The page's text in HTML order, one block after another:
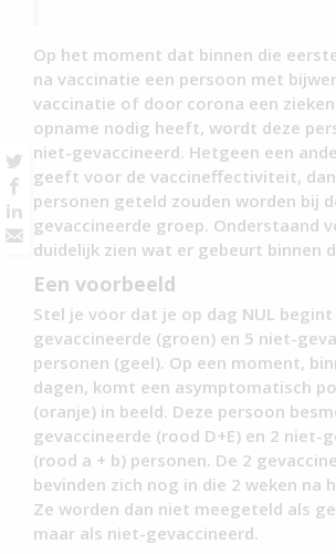
Op het moment dat binnen die
na vaccinatie een persoon met
vaccinatie of door corona een
opname nodig heeft, wordt deze
niet-gevaccineerd. Hetgeen een
geeft voor de vaccineffectiviteit,
personen geteld zouden worden bij
gevaccineerde groep. Onderstaand
duidelijk zien wat er gebeurt binnen
Een voorbeeld
Stel je voor dat je op dag NUL
gevaccineerde (groen) en 5 niet-
personen (geel). Op een moment,
dagen, komt een asymptomatisch
(oranje) in beeld. Deze persoon
gevaccineerde (rood D+E) en 2 niet-
(rood a + b) personen. De 2
bevinden zich nog in die 2 weken na
Ze worden dan niet meegeteld als
maar als niet-gevaccineerd.